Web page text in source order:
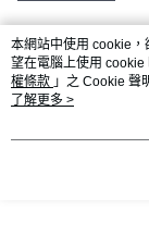
熱門標籤
本網站中使用 cookie
望在電腦上使用
權條款 」之 Cookie 聲
用條款之 Cookie 聲明
了解更多 >